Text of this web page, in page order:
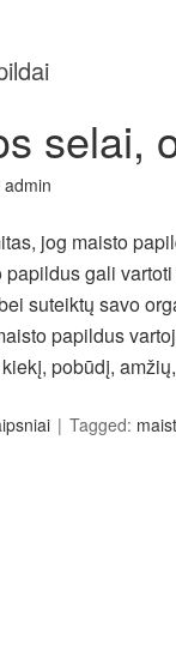
selai,
admin
jog maisto
papildus gali
suteiktų savo
papildus
pobūdį,
Tagged: